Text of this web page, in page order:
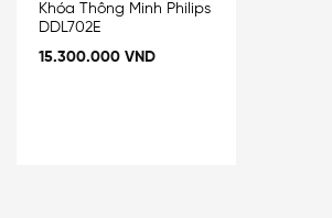
Khóa Thông Minh Philips
DDL702E
15.300.000 VND